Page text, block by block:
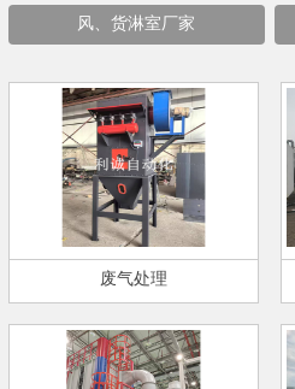
风、货淋室厂家
废气处理